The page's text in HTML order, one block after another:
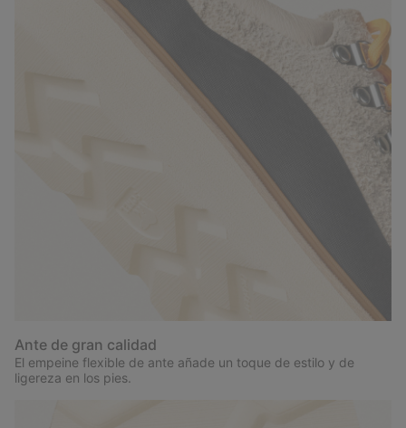
Ante de gran calidad
El empeine flexible de ante añade un toque de estilo y de
ligereza en los pies.